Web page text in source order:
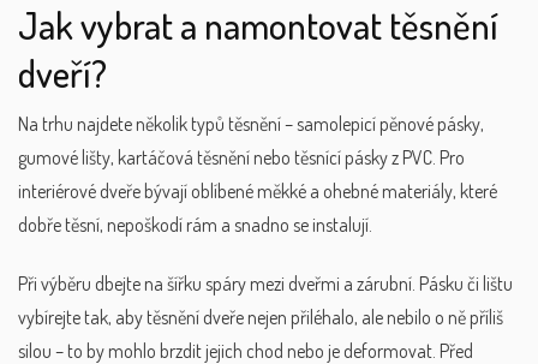
Jak vybrat a namontovat těsnění
dveří?
Na trhu najdete několik typů těsnění – samolepicí pěnové pásky,
gumové lišty, kartáčová těsnění nebo těsnící pásky z PVC. Pro
interiérové dveře bývají oblíbené měkké a ohebné materiály, které
dobře těsní, nepoškodí rám a snadno se instalují.
Při výběru dbejte na šířku spáry mezi dveřmi a zárubní. Pásku či lištu
vybírejte tak, aby těsnění dveře nejen přiléhalo, ale nebilo o ně příliš
silou – to by mohlo brzdit jejich chod nebo je deformovat. Před